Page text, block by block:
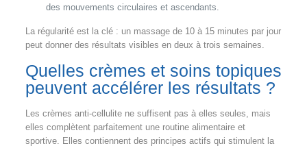
des mouvements circulaires et ascendants.
La régularité est la clé : un massage de 10 à 15 minutes par jour
peut donner des résultats visibles en deux à trois semaines.
Quelles crèmes et soins topiques
peuvent accélérer les résultats ?
Les crèmes anti-cellulite ne suffisent pas à elles seules, mais
elles complètent parfaitement une routine alimentaire et
sportive. Elles contiennent des principes actifs qui stimulent la